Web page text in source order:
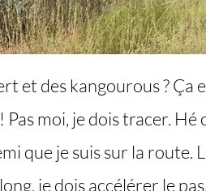
et des kangourous ? Ça
Pas moi, je dois tracer. Hé
que je suis sur la route.
je dois accélérer le